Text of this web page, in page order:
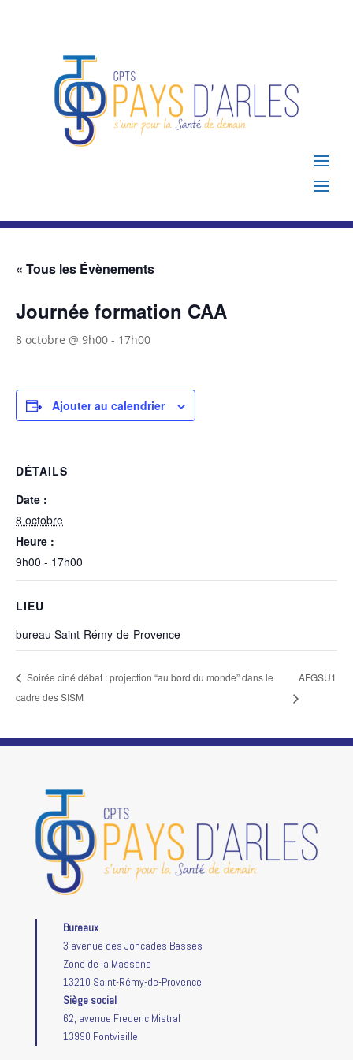
« Tous les Évènements
Journée formation CAA
8 octobre @ 9h00 - 17h00
Ajouter au calendrier
DÉTAILS
Date :
8 octobre
Heure :
9h00 - 17h00
LIEU
bureau Saint-Rémy-de-Provence
Soirée ciné débat : projection “au bord du monde” dans le
cadre des SISM
AFGSU1
Bureaux
3 avenue des Joncades Basses
Zone de la Massane
13210 Saint-Rémy-de-Provence
Siège social
62, avenue Frederic Mistral
13990 Fontvieille